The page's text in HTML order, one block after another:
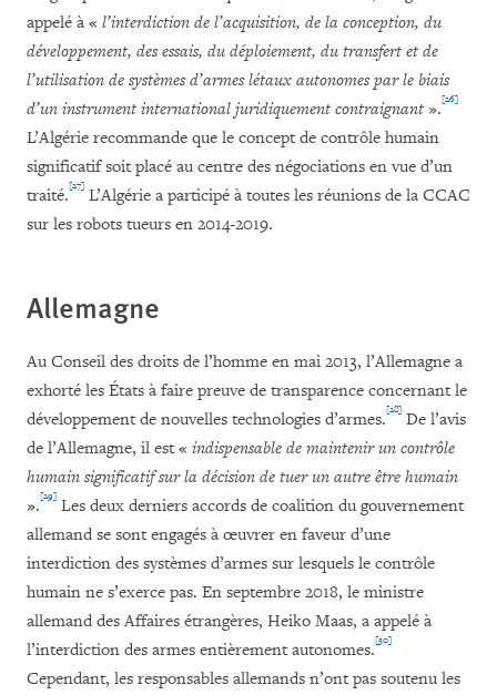
appelé à « l’interdiction de l’acquisition, de la conception, du
développement, des essais, du déploiement, du transfert et de
l’utilisation de systèmes d’armes létaux autonomes par le biais
d’un instrument international juridiquement contraignant ».[26]
L’Algérie recommande que le concept de contrôle humain
significatif soit placé au centre des négociations en vue d’un
traité.[27] L’Algérie a participé à toutes les réunions de la CCAC
sur les robots tueurs en 2014-2019.
Allemagne
Au Conseil des droits de l’homme en mai 2013, l’Allemagne a
exhorté les États à faire preuve de transparence concernant le
développement de nouvelles technologies d’armes.[28] De l’avis
de l’Allemagne, il est « indispensable de maintenir un contrôle
humain significatif sur la décision de tuer un autre être humain
».[29] Les deux derniers accords de coalition du gouvernement
allemand se sont engagés à œuvrer en faveur d’une
interdiction des systèmes d’armes sur lesquels le contrôle
humain ne s’exerce pas. En septembre 2018, le ministre
allemand des Affaires étrangères, Heiko Maas, a appelé à
l’interdiction des armes entièrement autonomes.[30]
Cependant, les responsables allemands n’ont pas soutenu les